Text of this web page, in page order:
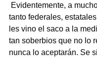
Evidentemente, a
tanto federales,
les vino el saco a la
tan soberbios que no lo
nunca lo aceptarán. Se